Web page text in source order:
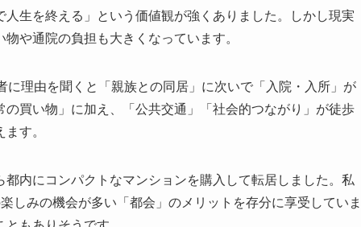
生を終える」という価値観が強くありました。しかし現実
や通院の負担も大きくなっています。
理由を聞くと「親族との同居」に次いで「入院・入所」が
買い物」に加え、「公共交通」「社会的つながり」が徒歩
す。
内にコンパクトなマンションを購入して転居しました。私
しみの機会が多い「都会」のメリットを存分に享受していま